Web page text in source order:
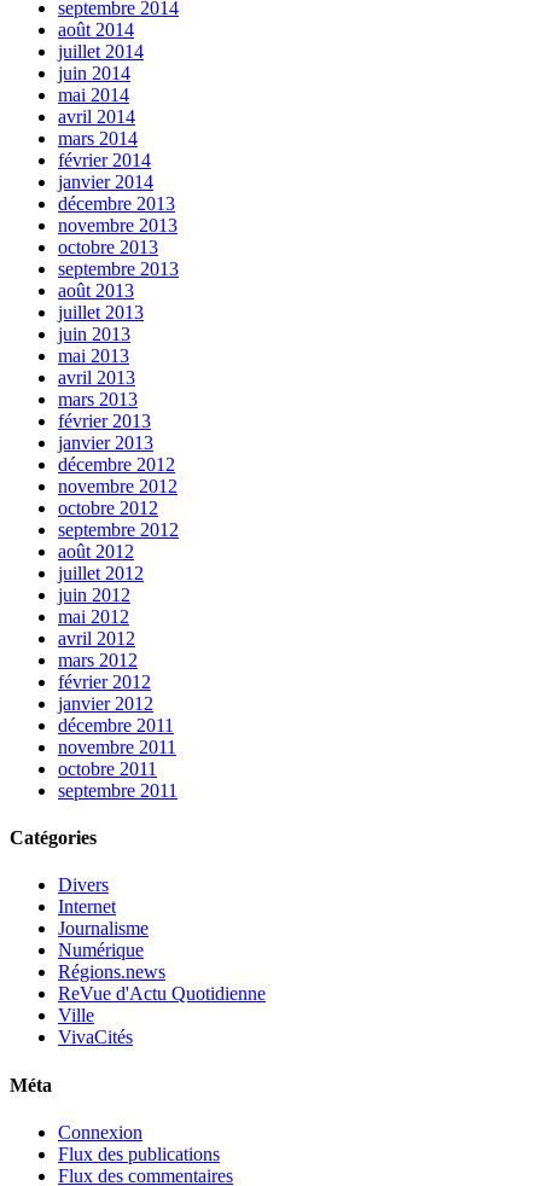
septembre 2014
août 2014
juillet 2014
juin 2014
mai 2014
avril 2014
mars 2014
février 2014
janvier 2014
décembre 2013
novembre 2013
octobre 2013
septembre 2013
août 2013
juillet 2013
juin 2013
mai 2013
avril 2013
mars 2013
février 2013
janvier 2013
décembre 2012
novembre 2012
octobre 2012
septembre 2012
août 2012
juillet 2012
juin 2012
mai 2012
avril 2012
mars 2012
février 2012
janvier 2012
décembre 2011
novembre 2011
octobre 2011
septembre 2011
Catégories
Divers
Internet
Journalisme
Numérique
Régions.news
ReVue d'Actu Quotidienne
Ville
VivaCités
Méta
Connexion
Flux des publications
Flux des commentaires